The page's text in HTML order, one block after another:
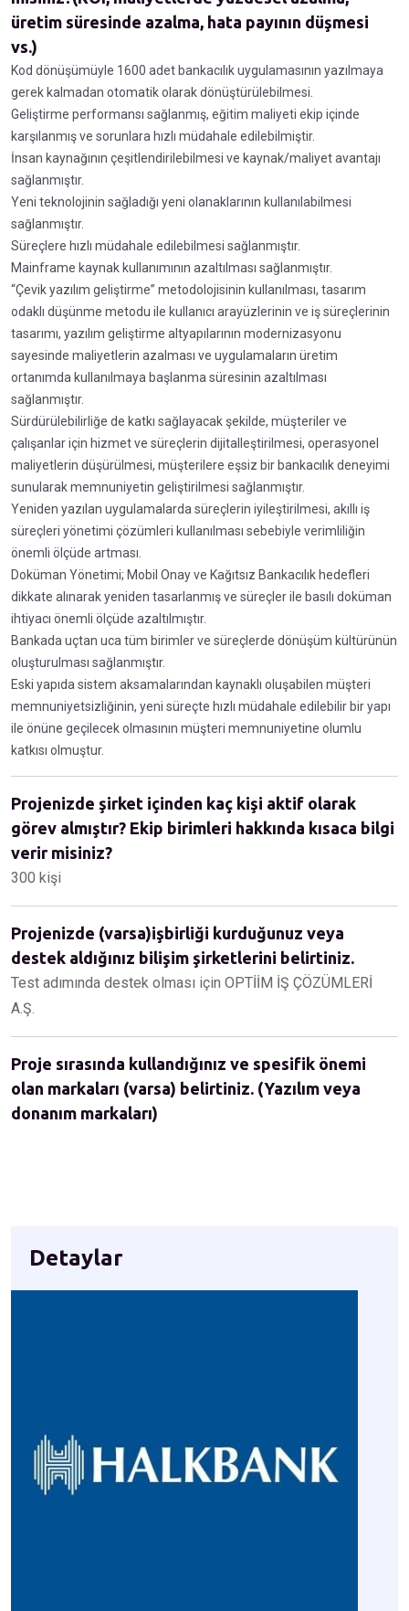
üretim süresinde azalma, hata payının düşmesi
vs.)
Kod dönüşümüyle 1600 adet bankacılık uygulamasının yazılmaya
gerek kalmadan otomatik olarak dönüştürülebilmesi.
Geliştirme performansı sağlanmış, eğitim maliyeti ekip içinde
karşılanmış ve sorunlara hızlı müdahale edilebilmiştir.
İnsan kaynağının çeşitlendirilebilmesi ve kaynak/maliyet avantajı
sağlanmıştır.
Yeni teknolojinin sağladığı yeni olanaklarının kullanılabilmesi
sağlanmıştır.
Süreçlere hızlı müdahale edilebilmesi sağlanmıştır.
Mainframe kaynak kullanımının azaltılması sağlanmıştır.
“Çevik yazılım geliştirme” metodolojisinin kullanılması, tasarım
odaklı düşünme metodu ile kullanıcı arayüzlerinin ve iş süreçlerinin
tasarımı, yazılım geliştirme altyapılarının modernizasyonu
sayesinde maliyetlerin azalması ve uygulamaların üretim
ortanımda kullanılmaya başlanma süresinin azaltılması
sağlanmıştır.
Sürdürülebilirliğe de katkı sağlayacak şekilde, müşteriler ve
çalışanlar için hizmet ve süreçlerin dijitalleştirilmesi, operasyonel
maliyetlerin düşürülmesi, müşterilere eşsiz bir bankacılık deneyimi
sunularak memnuniyetin geliştirilmesi sağlanmıştır.
Yeniden yazılan uygulamalarda süreçlerin iyileştirilmesi, akıllı iş
süreçleri yönetimi çözümleri kullanılması sebebiyle verimliliğin
önemli ölçüde artması.
Doküman Yönetimi; Mobil Onay ve Kağıtsız Bankacılık hedefleri
dikkate alınarak yeniden tasarlanmış ve süreçler ile basılı doküman
ihtiyacı önemli ölçüde azaltılmıştır.
Bankada uçtan uca tüm birimler ve süreçlerde dönüşüm kültürünün
oluşturulması sağlanmıştır.
Eski yapıda sistem aksamalarından kaynaklı oluşabilen müşteri
memnuniyetsizliğinin, yeni süreçte hızlı müdahale edilebilir bir yapı
ile önüne geçilecek olmasının müşteri memnuniyetine olumlu
katkısı olmuştur.
Projenizde şirket içinden kaç kişi aktif olarak
görev almıştır? Ekip birimleri hakkında kısaca bilgi
verir misiniz?
300 kişi
Projenizde (varsa)işbirliği kurduğunuz veya
destek aldığınız bilişim şirketlerini belirtiniz.
Test adımında destek olması için OPTİİM İŞ ÇÖZÜMLERİ
A.Ş.
Proje sırasında kullandığınız ve spesifik önemi
olan markaları (varsa) belirtiniz. (Yazılım veya
donanım markaları)
Detaylar